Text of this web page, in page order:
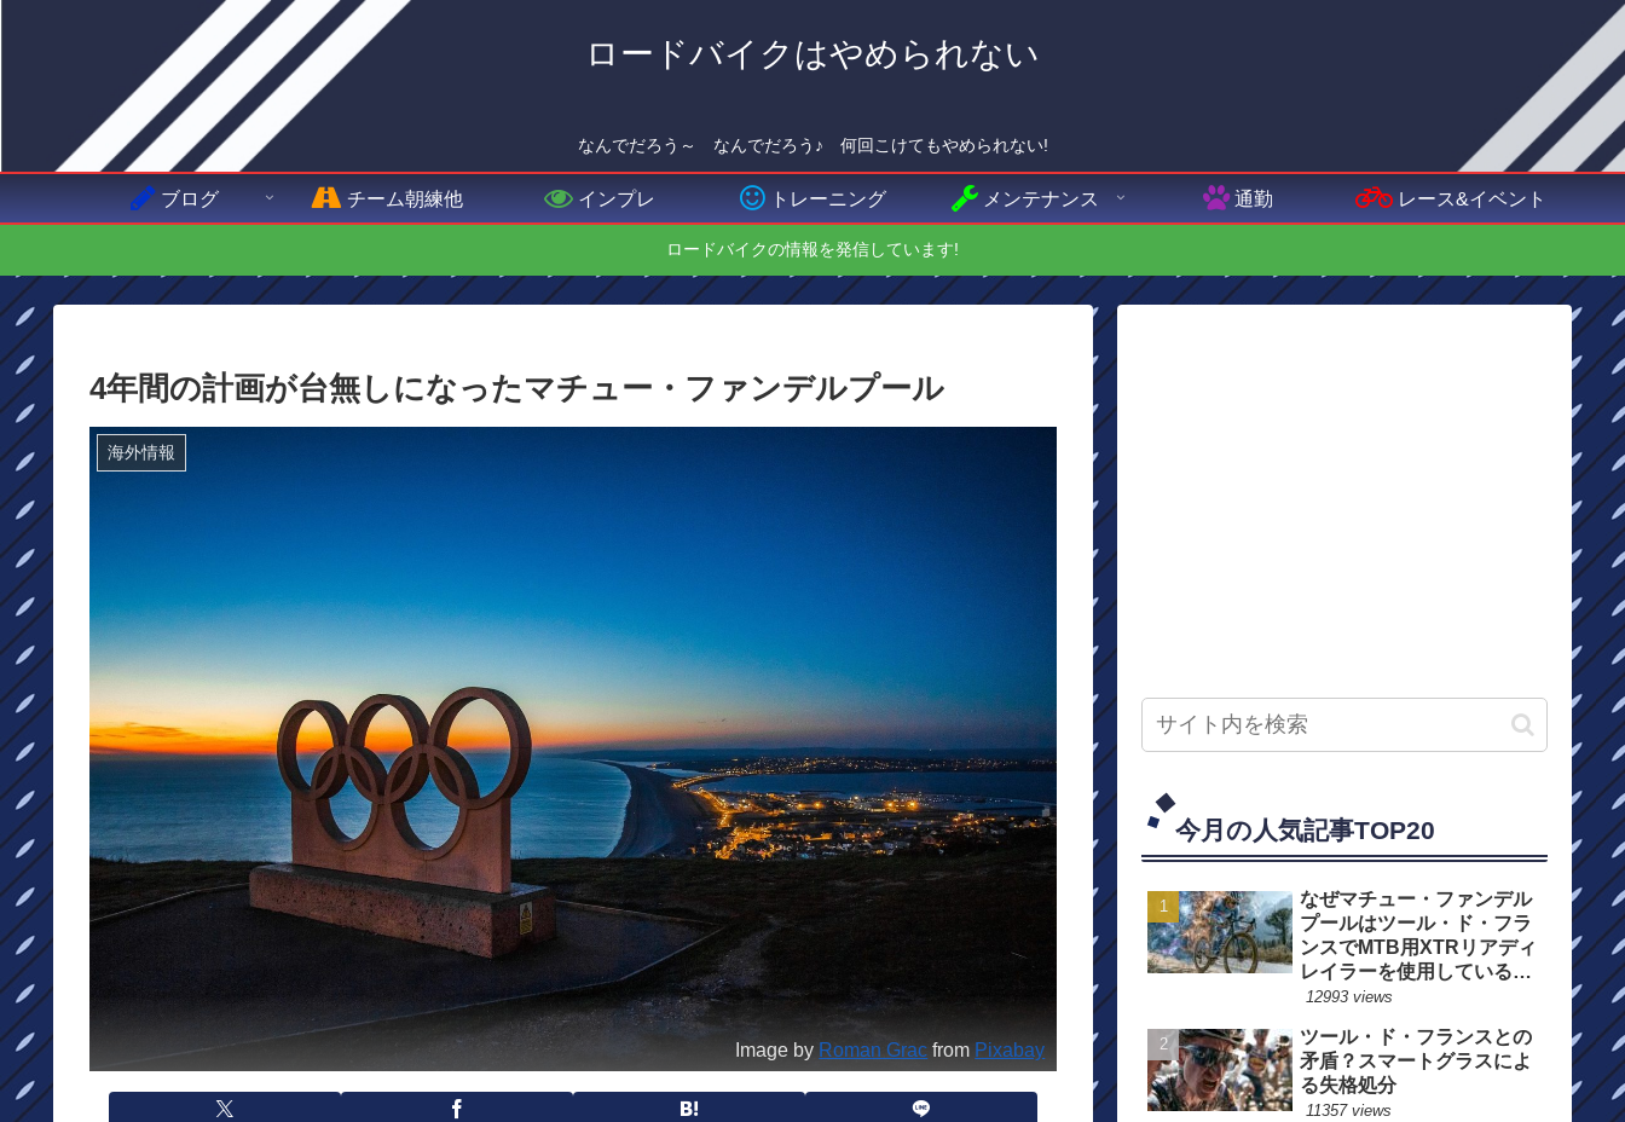
ロードバイクはやめられない
なんでだろう～ なんでだろう♪ 何回こけてもやめられない!
ブログ チーム朝練他 インプレ トレーニング メンテナンス 通勤 レース&イベント
ロードバイクの情報を発信しています!
4年間の計画が台無しになったマチュー・ファンデルプール
海外情報
Image by Roman Grac from Pixabay
今月の人気記事TOP20
なぜマチュー・ファンデル
プールはツール・ド・フラ
ンスでMTB用XTRリアディ
レイラーを使用しているの
か？
12993 views
ツール・ド・フランスとの
矛盾？スマートグラスによ
る失格処分
11357 views